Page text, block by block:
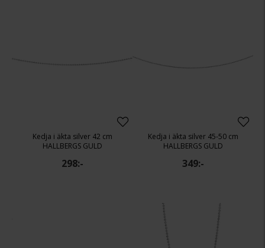
Kedja i äkta silver 42 cm
HALLBERGS GULD
298:-
Kedja i äkta silver 45-50 cm
HALLBERGS GULD
349:-